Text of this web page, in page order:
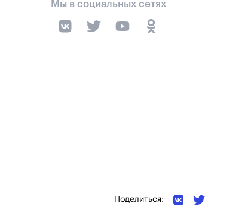
Поделиться:
Мы в социальных сетях